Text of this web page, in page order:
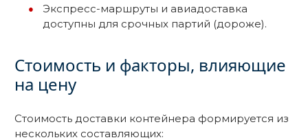
Экспресс-маршруты и авиадоставка
доступны для срочных партий (дороже).
Стоимость и факторы, влияющие
на цену
Стоимость доставки контейнера формируется из
нескольких составляющих: